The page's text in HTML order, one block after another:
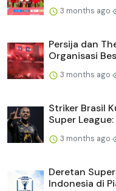
3 months ago
Persija dan
Organisasi
3 months ago
Striker Brasil
Super League:
3 months ago
Deretan
Indonesia di